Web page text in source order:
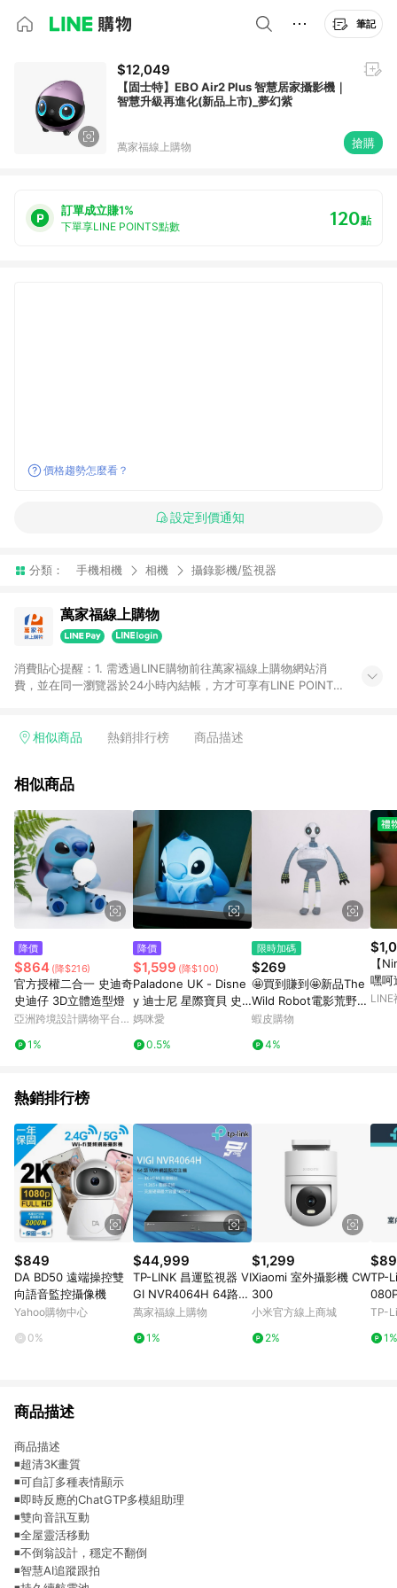
筆記
$12,049
【固士特】EBO Air2 Plus 智慧居家攝影機｜
智慧升級再進化(新品上市)_夢幻紫
萬家福線上購物 搶購
訂單成立賺1%
下單享LINE POINTS點數 120點
價格趨勢怎麼看？
設定到價通知
分類： 手機相機 相機 攝錄影機/監視器
萬家福線上購物
消費貼心提醒：1. 需透過LINE購物前往萬家福線上購物網站消
費，並在同一瀏覽器於24小時內結帳，方才可享有LINE POINTS
4. 不具回饋資格種類商品：電子禮券。 5. 回饋點數計算將排除訂
錄，相關問題請於保留時間內聯絡客服中心，並由康達盛通生活
提供簡單、快速、輕鬆的購物流程及體驗，將不定期推出精選、
話題性或期間限定商品來滿足您的喜好。
相似商品 熱銷排行榜 商品描述
相似商品
降價
$864 (降$216)
官方授權二合一 史迪奇
史迪仔 3D立體造型燈
亞洲跨境設計購物平台
1%
降價
$1,599 (降$100)
Paladone UK - Disne
y 迪士尼 星際寶貝 史
迪奇 軟Q捏捏矽膠 發
媽咪愛
0.5%
限時加碼
$269
🤩買到賺到🤩新品The
Wild Robot電影荒野機
器人Roz羅茲毛絨公仔
蝦皮購物
4%
【
嘿呵
LINE
熱銷排行榜
$849
DA BD50 遠端操控雙
向語音監控攝像機
Yahoo購物中心
0%
$44,999
TP-LINK 昌運監視器 VI
GI NVR4064H 64路
網路監控主機 監視器主
萬家福線上購物
1%
$1,299
Xiaomi 室外攝影機 CW
300
小米官方線上商城
2%
TP-
內/
偵測
TP-
1%
商品描述
商品描述
◾超清3K畫質
◾可自訂多種表情顯示
◾即時反應的ChatGTP多模組助理
◾雙向音訊互動
◾全屋靈活移動
◾不倒翁設計，穩定不翻倒
◾智慧AI追蹤跟拍